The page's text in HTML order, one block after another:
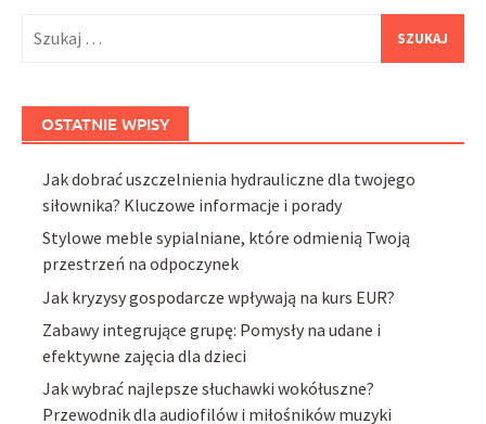
OSTATNIE WPISY
Jak dobrać uszczelnienia hydrauliczne dla twojego
siłownika? Kluczowe informacje i porady
Stylowe meble sypialniane, które odmienią Twoją
przestrzeń na odpoczynek
Jak kryzysy gospodarcze wpływają na kurs EUR?
Zabawy integrujące grupę: Pomysły na udane i
efektywne zajęcia dla dzieci
Jak wybrać najlepsze słuchawki wokółuszne?
Przewodnik dla audiofilów i miłośników muzyki